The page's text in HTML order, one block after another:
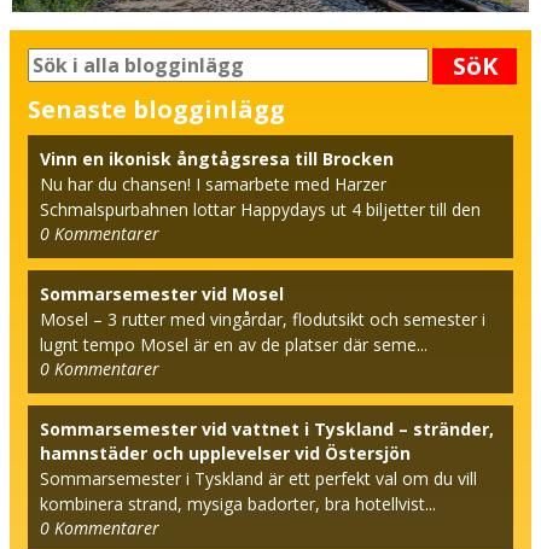
SöK
Senaste blogginlägg
Vinn en ikonisk ångtågsresa till Brocken
Nu har du chansen! I samarbete med Harzer
Schmalspurbahnen lottar Happydays ut 4 biljetter till den
beröm...
0 Kommentarer
Sommarsemester vid Mosel
Mosel – 3 rutter med vingårdar, flodutsikt och semester i
lugnt tempo Mosel är en av de platser där seme...
0 Kommentarer
Sommarsemester vid vattnet i Tyskland – stränder,
hamnstäder och upplevelser vid Östersjön
Sommarsemester i Tyskland är ett perfekt val om du vill
kombinera strand, mysiga badorter, bra hotellvist...
0 Kommentarer